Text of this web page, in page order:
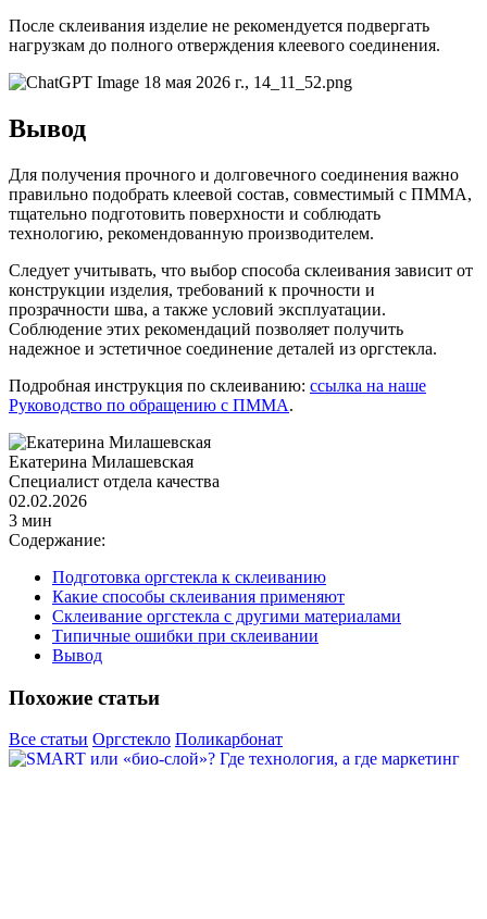
После склеивания изделие не рекомендуется подвергать
нагрузкам до полного отверждения клеевого соединения.
Вывод
Для получения прочного и долговечного соединения важно
правильно подобрать клеевой состав, совместимый с ПММА,
тщательно подготовить поверхности и соблюдать
технологию, рекомендованную производителем.
Следует учитывать, что выбор способа склеивания зависит от
конструкции изделия, требований к прочности и
прозрачности шва, а также условий эксплуатации.
Соблюдение этих рекомендаций позволяет получить
надежное и эстетичное соединение деталей из оргстекла.
Подробная инструкция по склеиванию: ссылка на наше
Руководство по обращению с ПММА.
Екатерина Милашевская
Специалист отдела качества
02.02.2026
3 мин
Содержание:
Подготовка оргстекла к склеиванию
Какие способы склеивания применяют
Склеивание оргстекла с другими материалами
Типичные ошибки при склеивании
Вывод
Похожие статьи
Все статьи Оргстекло Поликарбонат